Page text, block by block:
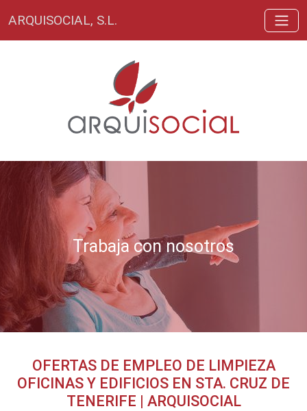
ARQUISOCIAL, S.L.
Trabaja con nosotros
OFERTAS DE EMPLEO DE LIMPIEZA
OFICINAS Y EDIFICIOS EN STA. CRUZ DE
TENERIFE | ARQUISOCIAL